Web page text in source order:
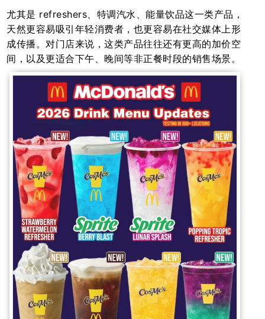
尤其是 refreshers、特调汽水、能量饮品这一类产品，
天然更容易吸引年轻消费者，也更容易在社交媒体上形
成传播。对门店来说，这类产品往往还有更高的加价空
间，以及更适合下午、晚间等非正餐时段的销售场景。